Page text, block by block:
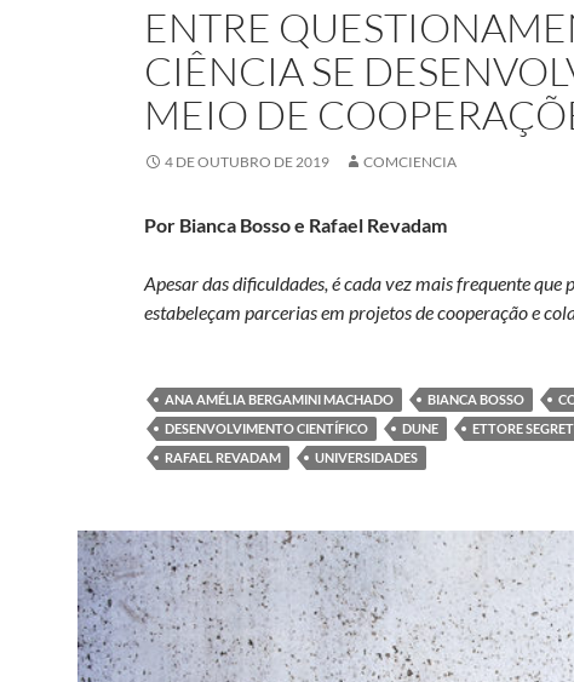
ENTRE
CIÊNCIA SE
MEIO DE
4 DE OUTUBRO DE 2019 COMCIENCIA
Por Bianca Bosso e Rafael Revadam
Apesar das dificuldades, é cada vez mais frequente que
estabeleçam parcerias em projetos de cooperação e
ANA AMÉLIA BERGAMINI MACHADO BIANCA BOSSO
DESENVOLVIMENTO CIENTÍFICO
DUNE ETTORE
RAFAEL REVADAM
UNIVERSIDADES